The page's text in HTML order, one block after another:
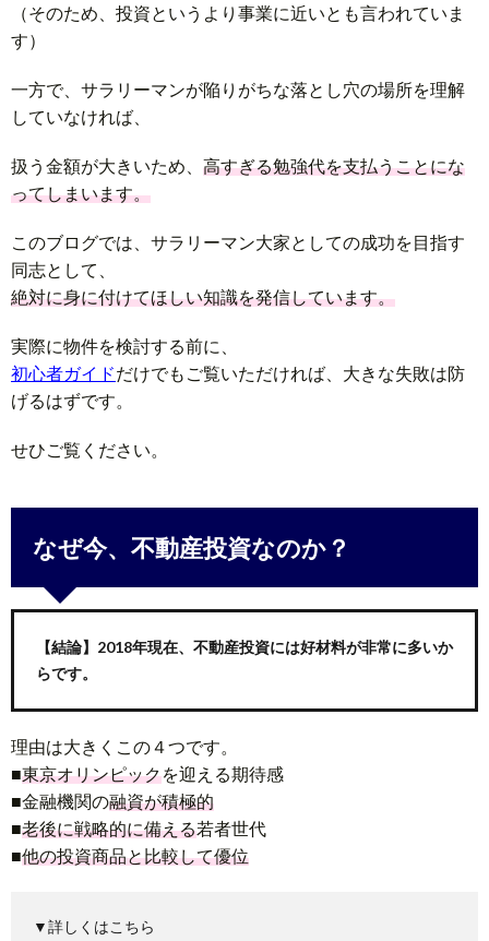
（そのため、投資というより事業に近いとも言われていま
す）
一方で、サラリーマンが陥りがちな落とし穴の場所を理解
していなければ、
扱う金額が大きいため、 高すぎる勉強代を支払うことにな
ってしまいます。
このブログでは、サラリーマン大家としての成功を目指す
同志として、
絶対に身に付けてほしい知識を発信しています。
実際に物件を検討する前に、
初心者ガイドだけでもご覧いただければ、大きな失敗は防
げるはずです。
せひご覧ください。
なぜ今、不動産投資なのか？
【結論】2018年現在、不動産投資には好材料が非常に多いか
らです。
理由は大きくこの４つです。
■東京オリンピックを迎える期待感
■金融機関の融資が積極的
■老後に戦略的に備える若者世代
■他の投資商品と比較して優位
▼詳しくはこちら